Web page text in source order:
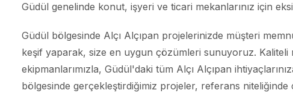
Güdül genelinde konut, işyeri ve ticari mekanlarınız için
Güdül bölgesinde Alçı Alçıpan projelerinizde müşteri
keşif yaparak, size en uygun çözümleri sunuyoruz. Kaliteli
ekipmanlarımızla, Güdül'daki tüm Alçı Alçıpan
bölgesinde gerçekleştirdiğimiz projeler, referans niteliğinde